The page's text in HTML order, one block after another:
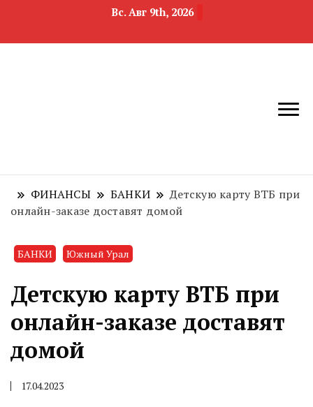
Вс. Авг 9th, 2026
область
недвижимости
ФИНАНСЫ БАНКИ
Детскую карту ВТБ при
онлайн-заказе доставят домой
БАНКИ Южный Урал
Детскую карту ВТБ при
онлайн-заказе доставят
домой
17.04.2023